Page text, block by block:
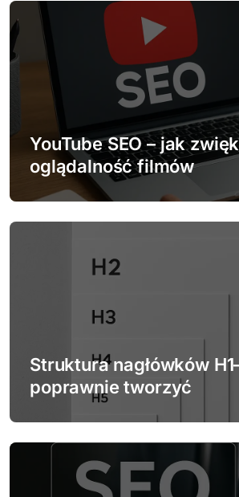
a
c
i
YouTube SEO – jak
oglądalność filmów
Struktura nagłówków
poprawnie tworzyć